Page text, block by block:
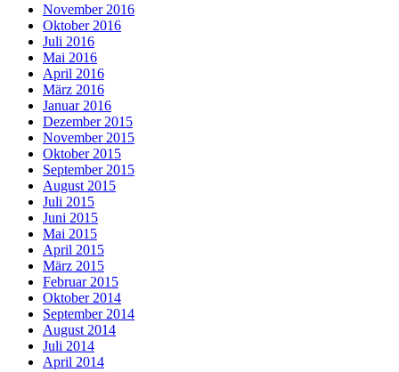
November 2016
Oktober 2016
Juli 2016
Mai 2016
April 2016
März 2016
Januar 2016
Dezember 2015
November 2015
Oktober 2015
September 2015
August 2015
Juli 2015
Juni 2015
Mai 2015
April 2015
März 2015
Februar 2015
Oktober 2014
September 2014
August 2014
Juli 2014
April 2014